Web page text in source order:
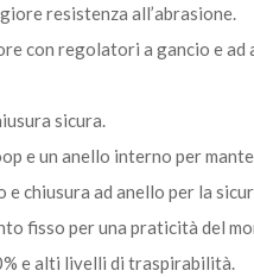
resistenza all’abrasione.
con regolatori a gancio e
sicura.
e un anello interno per
chiusura ad anello per la
fisso per una praticità del
e alti livelli di traspirabilità.